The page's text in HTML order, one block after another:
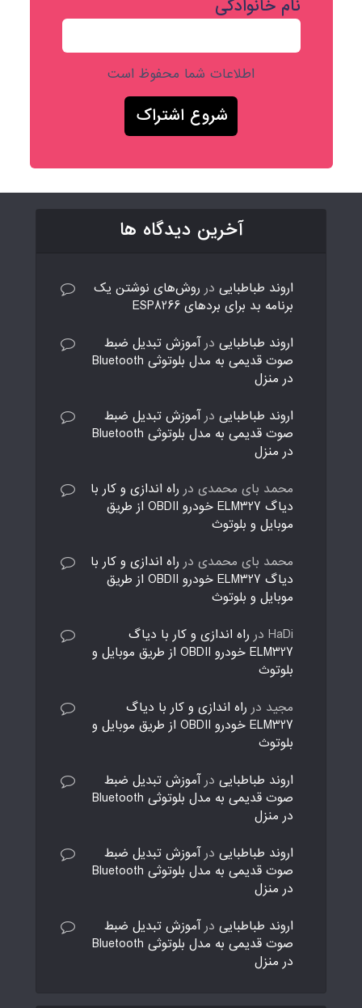
نام خانوادگی
اطلاعات شما محفوظ است
آخرین دیدگاه ها
اروند طباطبایی در روش‌های نوشتن یک
برنامه بد برای بردهای ESP8266
اروند طباطبایی درآموزش تبدیل ضبط
صوت قدیمی به مدل بلوتوثی Bluetooth
در منزل
اروند طباطبایی درآموزش تبدیل ضبط
صوت قدیمی به مدل بلوتوثی Bluetooth
در منزل
محمد بای محمدی در راه اندازی و کار با
دیاگ ELM327 خودرو OBDII از طریق
موبایل و بلوتوث
محمد بای محمدی در راه اندازی و کار با
دیاگ ELM327 خودرو OBDII از طریق
موبایل و بلوتوث
HaDi در راه اندازی و کار با دیاگ
ELM327 خودرو OBDII از طریق موبایل و
بلوتوث
مجید در راه اندازی و کار با دیاگ
ELM327 خودرو OBDII از طریق موبایل و
بلوتوث
اروند طباطبایی درآموزش تبدیل ضبط
صوت قدیمی به مدل بلوتوثی Bluetooth
در منزل
اروند طباطبایی درآموزش تبدیل ضبط
صوت قدیمی به مدل بلوتوثی Bluetooth
در منزل
اروند طباطبایی درآموزش تبدیل ضبط
صوت قدیمی به مدل بلوتوثی Bluetooth
در منزل